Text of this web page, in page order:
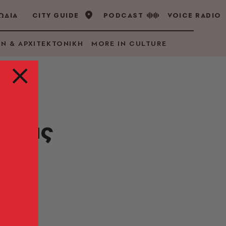
CITY GUIDE PODCAST VOICE RADIO
& ΑΡΧΙΤΕΚΤΟΝΙΚΗ MORE IN CULTURE